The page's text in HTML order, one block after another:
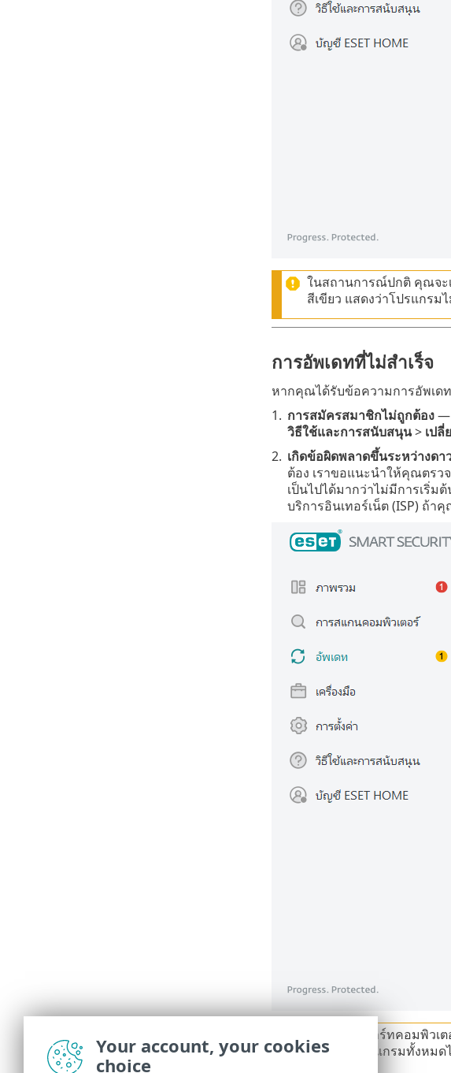
ในสถานการณ์ปกติ คุณจะ
สีเขียว แสดงว่าโปรแกรม
การอัพเดทที่ไม่สำเร็จ
หากคุณได้รับข้อความการอัพเด
1. การสมัครสมาชิกไม่ถูกต้อง—
วิธีใช้และการสนับสนุน> เป
2. เกิดข้อผิดพลาดขึ้นระหว่างด
ต้อง เราขอแนะนำให้คุณตรว
เป็นไปได้มากว่าไม่มีการเริ่
บริการอินเทอร์เน็ต (ISP) ถ้า
คุณต้องรีสตาร์ทคอมพิวเ
ว่าโมดูลโปรแกรมทั้งหมด
Your account, your cookies
choice